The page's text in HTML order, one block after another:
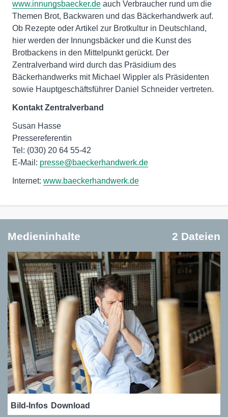
www.innungsbaecker.de auch Verbraucher rund um die
Themen Brot, Backwaren und das Bäckerhandwerk auf.
Ob Rezepte oder Artikel zur Brotkultur in Deutschland,
hier werden der Innungsbäcker und die Kunst des
Brotbackens in den Mittelpunkt gerückt. Der
Zentralverband wird durch das Präsidium des
Bäckerhandwerks mit Michael Wippler als Präsidenten
sowie Hauptgeschäftsführer Daniel Schneider vertreten.
Kontakt Zentralverband
Susan Hasse
Pressereferentin
Tel: (030) 20 64 55-42
E-Mail: presse@baeckerhandwerk.de
Internet: www.baeckerhandwerk.de
Medieninhalte 2 Dateien
Bild-Infos Download